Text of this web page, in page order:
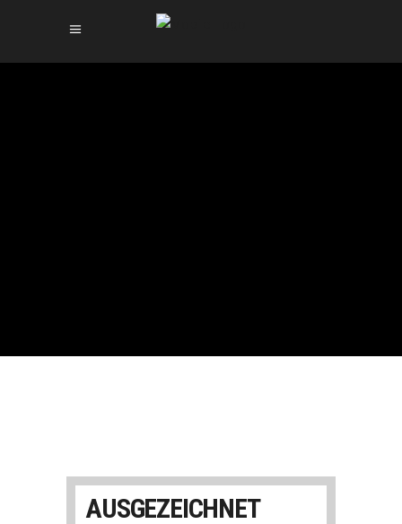
AUSGEZEICHNET